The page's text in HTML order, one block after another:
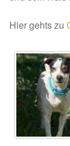
Notnasen mit
Wichtige
Hier gehts zu